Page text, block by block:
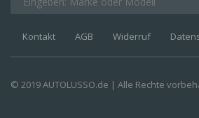
Kontakt AGB Widerruf
© 2019 AUTOLUSSO.de | Alle Rechte